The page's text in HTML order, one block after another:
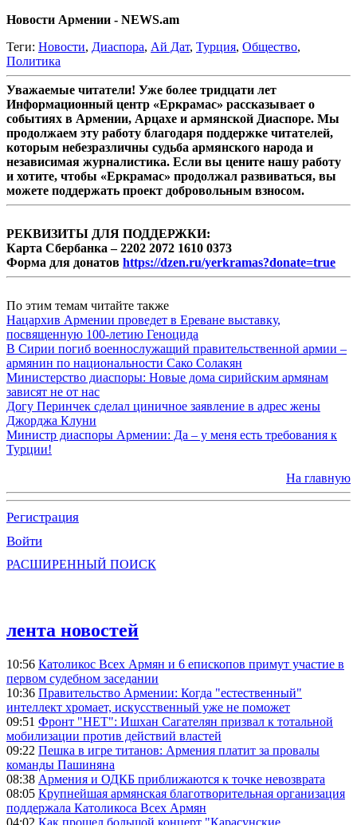
Новости Армении - NEWS.am
Теги: Новости, Диаспора, Ай Дат, Турция, Общество,
Политика
Уважаемые читатели! Уже более тридцати лет
Информационный центр «Еркрамас» рассказывает о
событиях в Армении, Арцахе и армянской Диаспоре. Мы
продолжаем эту работу благодаря поддержке читателей,
которым небезразличны судьба армянского народа и
независимая журналистика. Если вы цените нашу работу
и хотите, чтобы «Еркрамас» продолжал развиваться, вы
можете поддержать проект добровольным взносом.
РЕКВИЗИТЫ ДЛЯ ПОДДЕРЖКИ:
Карта Сбербанка – 2202 2072 1610 0373
Форма для донатов https://dzen.ru/yerkramas?donate=true
По этим темам читайте также
Нацархив Армении проведет в Ереване выставку,
посвященную 100-летию Геноцида
В Сирии погиб военнослужащий правительственной армии –
армянин по национальности Сако Солакян
Министерство диаспоры: Новые дома сирийским армянам
зависят не от нас
Догу Перинчек сделал циничное заявление в адрес жены
Джорджа Клуни
Министр диаспоры Армении: Да – у меня есть требования к
Турции!
На главную
Регистрация
Войти
РАСШИРЕННЫЙ ПОИСК
лента новостей
10:56 Католикос Всех Армян и 6 епископов примут участие в
первом судебном заседании
10:36 Правительство Армении: Когда "естественный"
интеллект хромает, искусственный уже не поможет
09:51 Фронт "НЕТ": Ишхан Сагателян призвал к тотальной
мобилизации против действий властей
09:22 Пешка в игре титанов: Армения платит за провалы
команды Пашиняна
08:38 Армения и ОДКБ приближаются к точке невозврата
08:05 Крупнейшая армянская благотворительная организация
поддержала Католикоса Всех Армян
04:02 Как прошел большой концерт "Карасунские